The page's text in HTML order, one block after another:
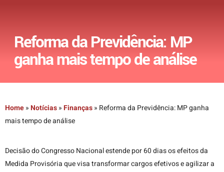
Reforma da Previdência: MP
ganha mais tempo de análise
Home»Notícias»Finanças» Reforma da Previdência: MP ganha
mais tempo de análise
Decisão do Congresso Nacional estende por 60 dias os efeitos da
Medida Provisória que visa transformar cargos efetivos e agilizar a